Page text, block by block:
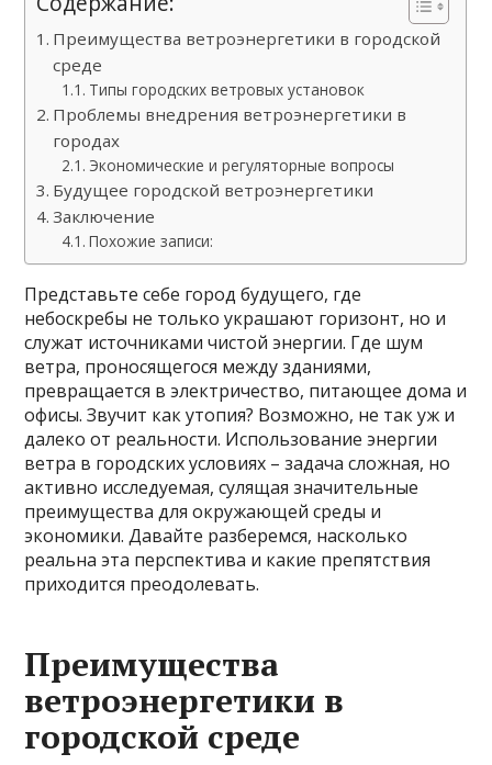
Преимущества ветроэнергетики в городской
среде
Типы городских ветровых установок
Проблемы внедрения ветроэнергетики в
городах
Экономические и регуляторные вопросы
Будущее городской ветроэнергетики
Заключение
Похожие записи:
Представьте себе город будущего, где
небоскребы не только украшают горизонт, но и
служат источниками чистой энергии. Где шум
ветра, проносящегося между зданиями,
превращается в электричество, питающее дома и
офисы. Звучит как утопия? Возможно, не так уж и
далеко от реальности. Использование энергии
ветра в городских условиях – задача сложная, но
активно исследуемая, сулящая значительные
преимущества для окружающей среды и
экономики. Давайте разберемся, насколько
реальна эта перспектива и какие препятствия
приходится преодолевать.
Преимущества
ветроэнергетики в
городской среде